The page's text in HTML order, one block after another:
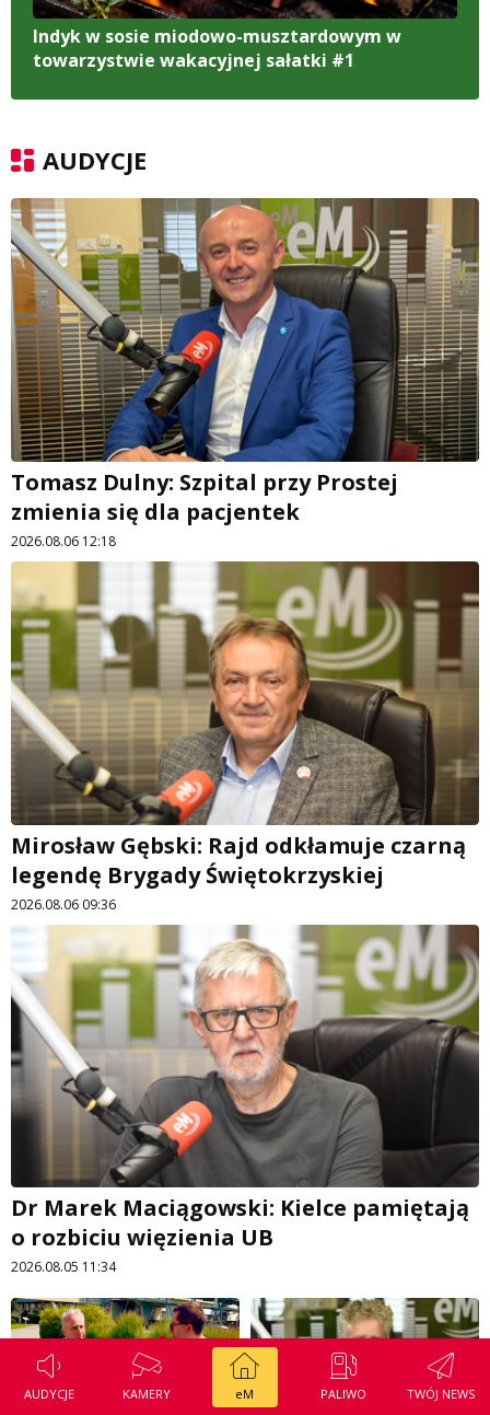
AUDYCJE KAMERY eM PALIWO TWÓJ NEWS
Indyk w sosie miodowo-musztardowym w
towarzystwie wakacyjnej sałatki #1
AUDYCJE
Tomasz Dulny: Szpital przy Prostej
zmienia się dla pacjentek
2026.08.06 12:18
Mirosław Gębski: Rajd odkłamuje czarną
legendę Brygady Świętokrzyskiej
2026.08.06 09:36
Dr Marek Maciągowski: Kielce pamiętają
o rozbiciu więzienia UB
2026.08.05 11:34